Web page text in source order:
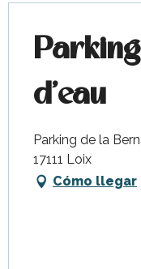
d'eau
Parking de la
17111 Loix
Cómo llegar